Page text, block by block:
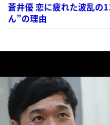
蒼井優 恋に疲れた波乱の
ん”の理由